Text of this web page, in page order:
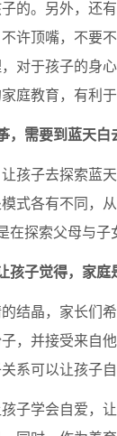
的。另外，还
许顶嘴，不要
对于孩子的身
庭教育，有利
，需要到蓝天白
子去探索蓝天
式各有不同，
在探索父母与子
孩子觉得，家庭
晶，家长们希
，并接受来自
系可以让孩子
学会自爱，让